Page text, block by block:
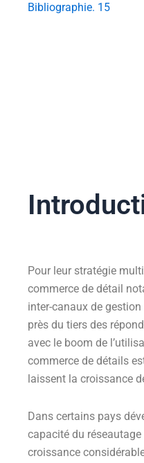
Bibliographie. 15
Pour leur stratégie
commerce de détail
inter-canaux de
près du tiers des
avec le boom de
commerce de détails
laissent la croissance
Dans certains pays
capacité du
croissance